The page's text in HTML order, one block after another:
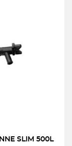
SLIM 500L